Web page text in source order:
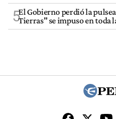
5El Gobierno perdió la
Tierras" se impuso en toda